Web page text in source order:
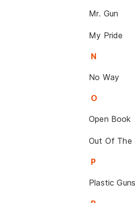
Mr. Gun
My Pride
N
No Way
O
Open Book
Out Of The
P
Plastic